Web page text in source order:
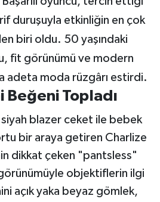
duruşuyla etkinliğin en çok
biri oldu. 50 yaşındaki
fit görünümü ve modern
adeta moda rüzgârı estirdi.
Beğeni Topladı
siyah blazer ceket ile bebek
bir araya getiren Charlize
dikkat çeken "pantsless"
objektiflerin ilgi
açık yaka beyaz gömlek,